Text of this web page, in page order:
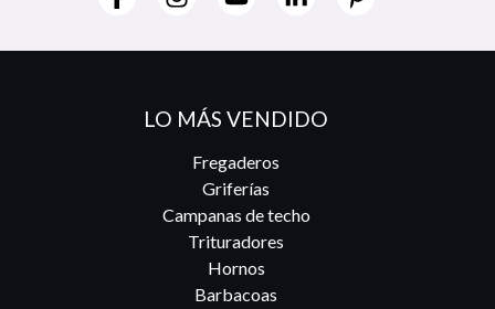
LO MÁS VENDIDO
Fregaderos
Griferías
Campanas de techo
Trituradores
Hornos
Barbacoas